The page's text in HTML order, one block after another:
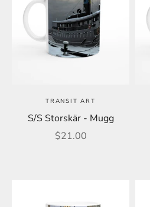
TRANSIT ART
S/S Storskär - Mugg
REA-pris
$21.00